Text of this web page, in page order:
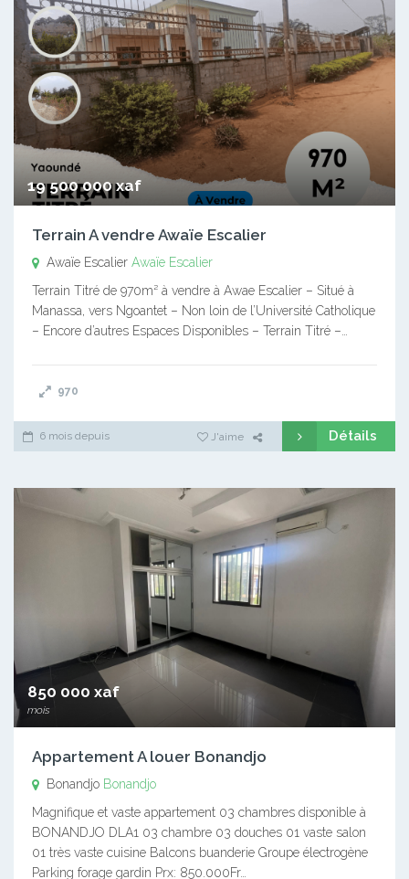
19 500 000 xaf
Terrain A vendre Awaïe Escalier
Awaïe Escalier Awaïe Escalier
Terrain Titré de 970m² à vendre à Awae Escalier – Situé à
Manassa, vers Ngoantet – Non loin de l’Université Catholique
– Encore d’autres Espaces Disponibles – Terrain Titré –…
970
6 mois depuis J'aime Détails
850 000 xaf
mois
Appartement A louer Bonandjo
Bonandjo Bonandjo
Magnifique et vaste appartement 03 chambres disponible à
BONANDJO DLA1 03 chambre 03 douches 01 vaste salon
01 très vaste cuisine Balcons buanderie Groupe électrogène
Parking forage gardin Prx: 850.000Fr…